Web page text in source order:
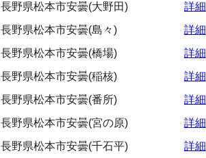
長野県松本市安曇(大野田)
詳細
長野県松本市安曇(島々)
詳細
長野県松本市安曇(橋場)
詳細
長野県松本市安曇(稲核)
詳細
長野県松本市安曇(番所)
詳細
長野県松本市安曇(宮の原)
詳細
長野県松本市安曇(千石平)
詳細